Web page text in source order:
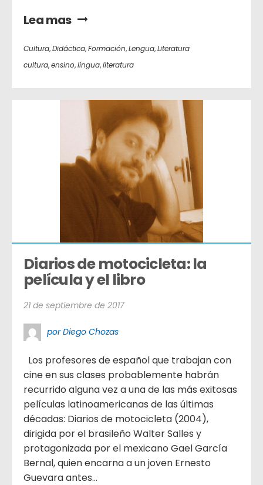
Lea mas
Cultura,Didáctica,Formación,Lengua,Literatura
cultura,ensino,língua,literatura
Diarios de motocicleta: la
película y el libro
21 de septiembre de 2017
por Diego Chozas
Los profesores de español que trabajan con
cine en sus clases probablemente habrán
recurrido alguna vez a una de las más exitosas
películas latinoamericanas de las últimas
décadas: Diarios de motocicleta (2004),
dirigida por el brasileño Walter Salles y
protagonizada por el mexicano Gael García
Bernal, quien encarna a un joven Ernesto
Guevara antes...